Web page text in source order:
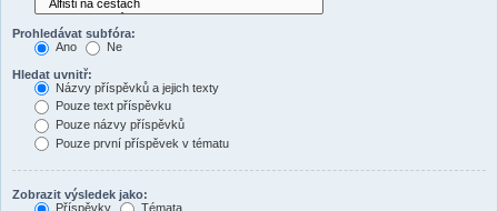
Prohledávat subfóra:
Ano
Ne
Hledat uvnitř:
Názvy příspěvků a jejich texty
Pouze text příspěvku
Pouze názvy příspěvků
Pouze první příspěvek v tématu
Zobrazit výsledek jako:
Příspěvky
Témata